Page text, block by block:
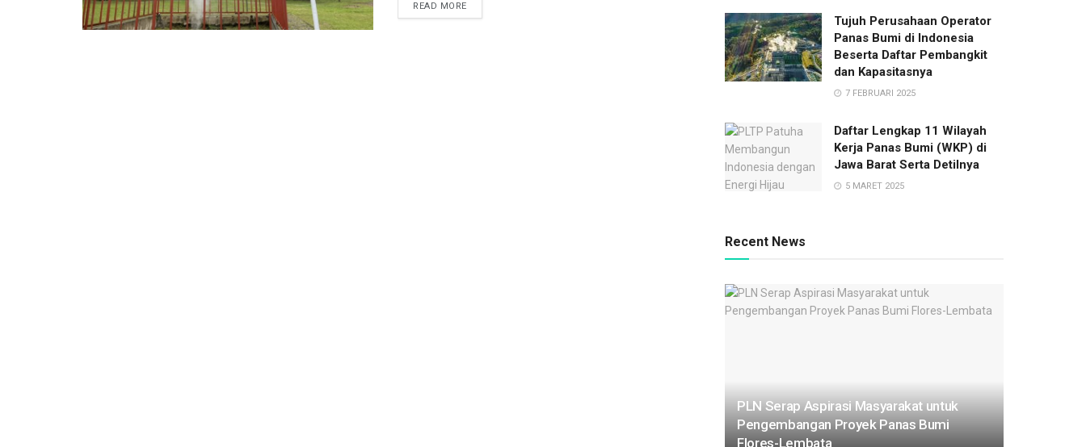
READ MORE
Tujuh Perusahaan Operator
Panas Bumi di Indonesia
Beserta Daftar Pembangkit
dan Kapasitasnya
7 FEBRUARI 2025
Daftar Lengkap 11 Wilayah
Kerja Panas Bumi (WKP) di
Jawa Barat Serta Detilnya
5 MARET 2025
Recent News
PLN Serap Aspirasi Masyarakat untuk
Pengembangan Proyek Panas Bumi
Flores-Lembata